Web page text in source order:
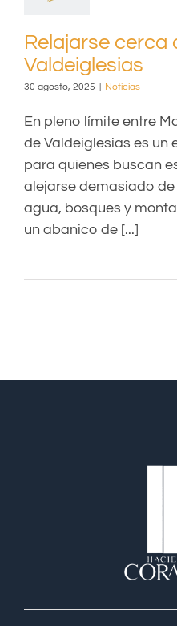
Relajarse cerca
Valdeiglesias
30 agosto, 2025 Noticias
En pleno límite entre
de Valdeiglesias es un
para quienes buscan
alejarse demasiado
agua, bosques y
un abanico de [...]